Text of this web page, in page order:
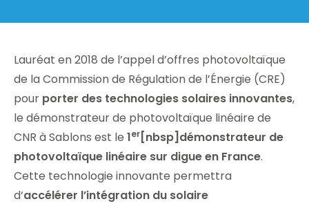
Lauréat en 2018 de l’appel d’offres photovoltaïque
de la Commission de Régulation de l’Énergie (CRE)
pour porter des technologies solaires innovantes,
le démonstrateur de photovoltaïque linéaire de
CNR à Sablons est le 1er [nbsp]démonstrateur de
photovoltaïque linéaire sur digue en France.
Cette technologie innovante permettra
d‘accélérer l’intégration du solaire